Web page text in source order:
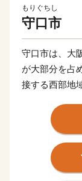
もりぐちし
守口市
守口市は、大
が大部分を占
接する西部地
また、早くか
展を遂げると
ビスを充実さ